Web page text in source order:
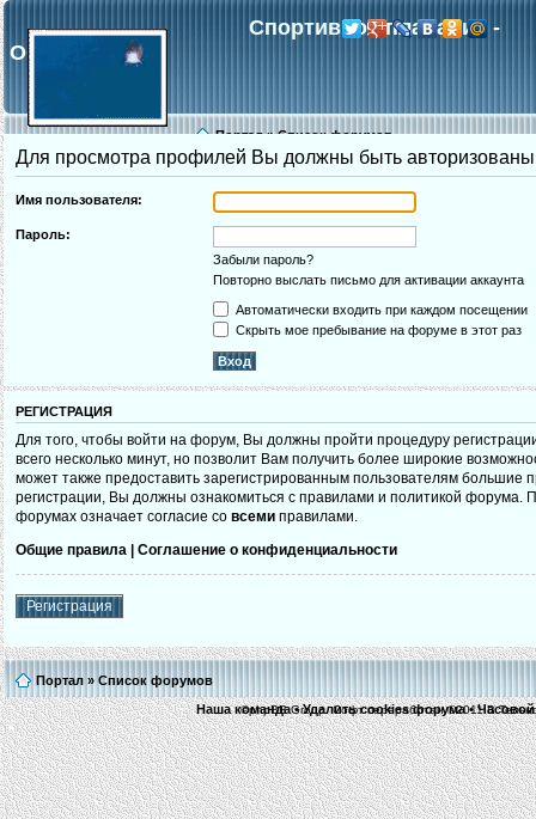
Спортивное плавание -
Обнинск
Портал»Список форумов
Галерея Регистрация
Для просмотра профилей Вы должны быть
Имя пользователя:
Пароль:
Забыли пароль?
Повторно выслать письмо для активации аккаунта
Автоматически входить при каждом посещении
Скрыть мое пребывание на форуме в этот раз
РЕГИСТРАЦИЯ
Для того, чтобы войти на форум, Вы должны пройти процедуру
всего несколько минут, но позволит Вам получить более широкие
может также предоставить зарегистрированным пользователям большие
регистрации, Вы должны ознакомиться с правилами и политикой форума.
форумах означает согласие со всеми правилами.
Общие правила | Соглашение о конфиденциальности
Регистрация
Портал » Список форумов
Наша команда•Удалить cookies форума• Часовой
©phpBB Group. Софт переработан ©2011